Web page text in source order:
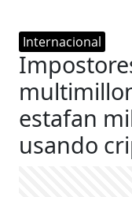
Internacional
estafan
usando